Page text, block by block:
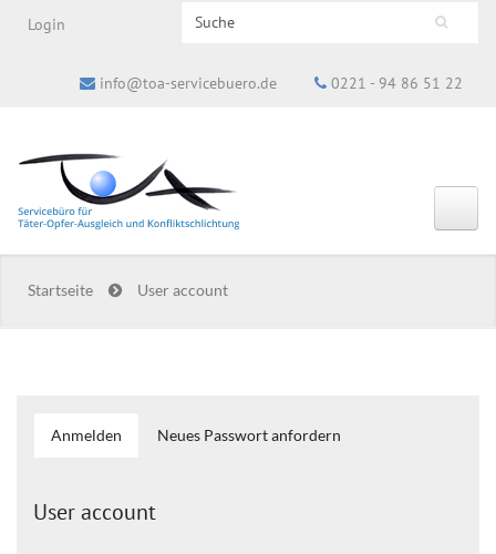
Login Suchformular
Search this site
info@toa-servicebuero.de 0221 - 94 86 51 22
Startseite User account
Haupt-Reiter
Anmelden (aktiverNeues Passwort anfordern
User account